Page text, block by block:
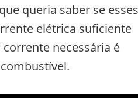
que queria saber se esses
elétrica suficiente
necessária é